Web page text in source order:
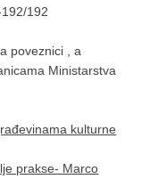
192
poveznici , a
Ministarstva
kulturne
prakse- Marco